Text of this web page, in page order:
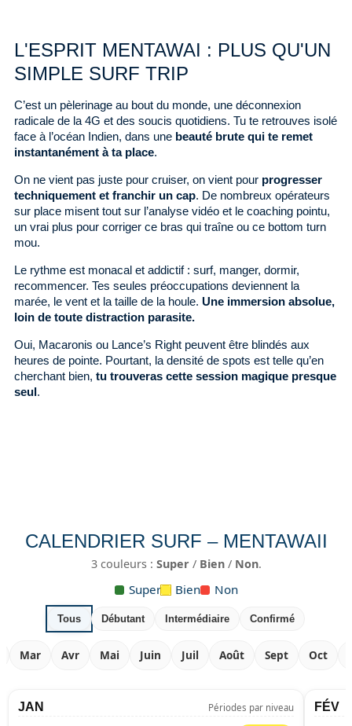
L'ESPRIT MENTAWAI : PLUS QU'UN
SIMPLE SURF TRIP
C’est un pèlerinage au bout du monde, une déconnexion
radicale de la 4G et des soucis quotidiens. Tu te retrouves isolé
face à l’océan Indien, dans une beauté brute qui te remet
instantanément à ta place.
On ne vient pas juste pour cruiser, on vient pour progresser
techniquement et franchir un cap. De nombreux opérateurs
sur place misent tout sur l’analyse vidéo et le coaching pointu,
un vrai plus pour corriger ce bras qui traîne ou ce bottom turn
mou.
Le rythme est monacal et addictif : surf, manger, dormir,
recommencer. Tes seules préoccupations deviennent la
marée, le vent et la taille de la houle. Une immersion absolue,
loin de toute distraction parasite.
Oui, Macaronis ou Lance’s Right peuvent être blindés aux
heures de pointe. Pourtant, la densité de spots est telle qu’en
cherchant bien, tu trouveras cette session magique presque
seul.
CALENDRIER SURF – MENTAWAII
3 couleurs : Super/ Bien/ Non.
Super Bien Non
Tous Débutant Intermédiaire Confirmé
Mar Avr Mai Juin Juil Août Sept Oct
JAN Périodes par niveau FÉV